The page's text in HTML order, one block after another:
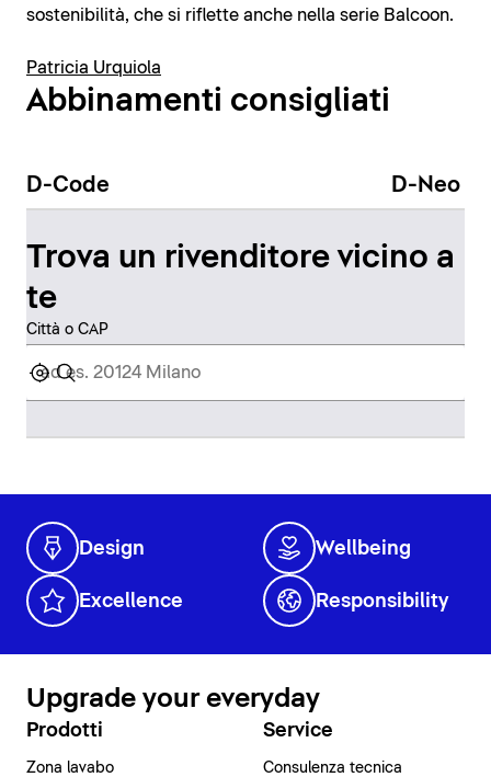
sostenibilità, che si riflette anche nella serie Balcoon.
Patricia Urquiola
Abbinamenti consigliati
D-Code D-Neo
Trova un rivenditore vicino a
te
Città o CAP
Design Wellbeing
Excellence Responsibility
Upgrade your everyday
Prodotti
Zona lavabo
Service
Consulenza tecnica